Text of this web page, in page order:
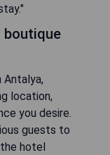
boutique
Antalya,
location,
you desire.
guests to
hotel